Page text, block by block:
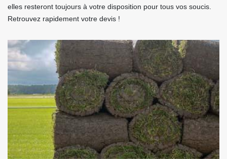
elles resteront toujours à votre disposition pour tous vos soucis.
Retrouvez rapidement votre devis !